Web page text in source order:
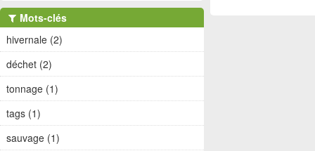
Mots-clés
hivernale (2)
déchet (2)
tonnage (1)
tags (1)
sauvage (1)